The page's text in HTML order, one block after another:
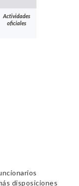
Actividades
oficiales
disposiciones